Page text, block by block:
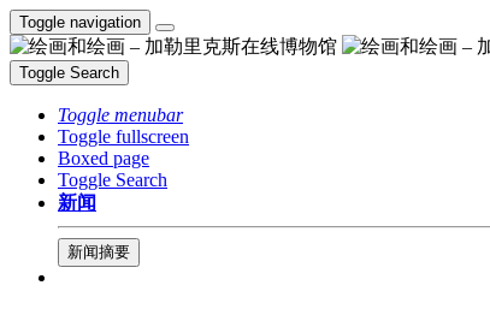
Toggle navigation
Toggle Search
Toggle menubar
Toggle fullscreen
Boxed page
Toggle Search
新闻
新闻摘要